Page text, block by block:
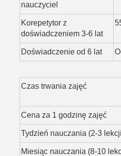
nauczyciel
Korepetytor z
doświadczeniem 3-6 lat
Doświadczenie od 6 lat
Czas trwania zajęć
Cena za 1 godzinę zajęć
Tydzień nauczania (2-3
Miesiąc nauczania (8-10